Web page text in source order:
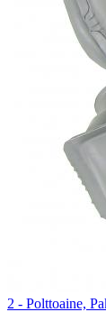
2 - Polttoaine,